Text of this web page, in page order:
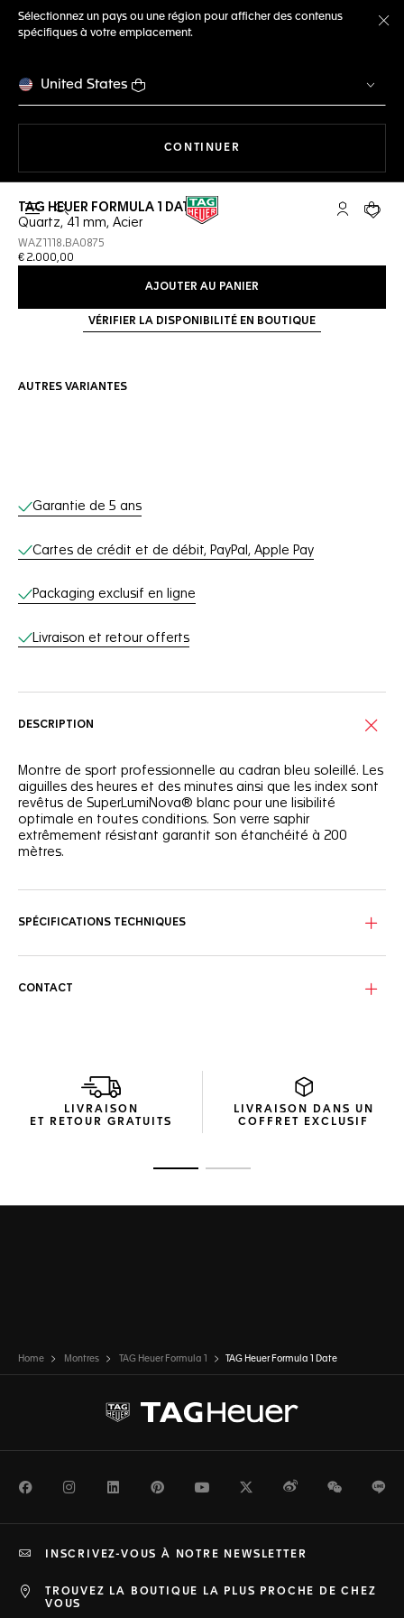
Sélectionnez un pays ou une région pour afficher des contenus
spécifiques à votre emplacement.
United States
CONTINUER
Ouvrir la barre de recherche Compte My
Votre
TAG HEUER FORMULA 1 DATE
Quartz, 41 mm, Acier
WAZ1118.BA0875
€ 2.000,00
AJOUTER AU PANIER
VÉRIFIER LA DISPONIBILITÉ EN BOUTIQUE
AUTRES VARIANTES
Services en ligne
Garantie de 5 ans
Cartes de crédit et de débit, PayPal, Apple Pay
Packaging exclusif en ligne
Livraison et retour offerts
DESCRIPTION
Montre de sport professionnelle au cadran bleu soleillé. Les
aiguilles des heures et des minutes ainsi que les index sont
revêtus de SuperLumiNova® blanc pour une lisibilité
optimale en toutes conditions. Son verre saphir
extrêmement résistant garantit son étanchéité à 200
mètres.
SPÉCIFICATIONS TECHNIQUES
CONTACT
LIVRAISON
ET RETOUR GRATUITS
LIVRAISON DANS UN
COFFRET EXCLUSIF
Home Montres TAG Heuer Formula 1 TAG Heuer Formula 1 Date
FacebookInstagramLinkedInPinterestYoutubeTwitterWeiboWeChat
TROUVEZ LA BOUTIQUE LA PLUS PROCHE DE CHEZ
VOUS
INSCRIVEZ-VOUS À NOTRE NEWSLETTER